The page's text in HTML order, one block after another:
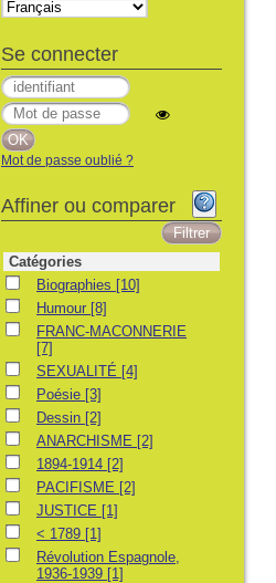
Se connecter
Mot de passe oublié ?
Affiner ou comparer
Catégories
Biographies
Biographies [10]
HumourHumour [8]
FRANC-MACONNERIE
FRANC-MACONNERIE
[7]
SEXUALITÉ
SEXUALITÉ [4]
PoésiePoésie [3]
DessinDessin [2]
ANARCHISME
ANARCHISME [2]
1894-19141894-1914 [2]
PACIFISME
PACIFISME [2]
JUSTICEJUSTICE [1]
< 1789< 1789 [1]
Révolution Espagnole, 1936-1939
Révolution Espagnole,
1936-1939 [1]